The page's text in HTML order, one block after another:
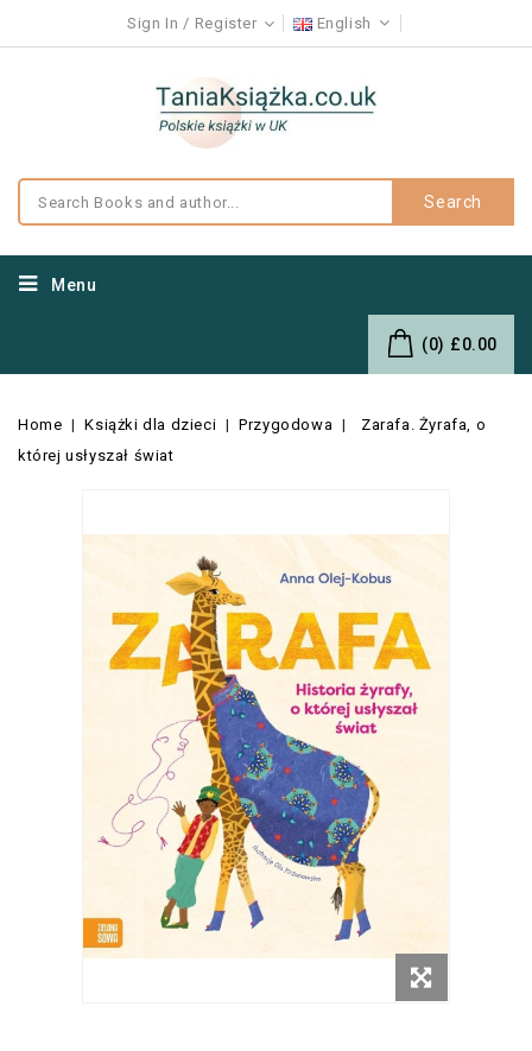
Sign In Register English
Search
Menu
(0) £0.00
Home Książki dla dzieci Przygodowa
Zarafa. Żyrafa, o
której usłyszał świat